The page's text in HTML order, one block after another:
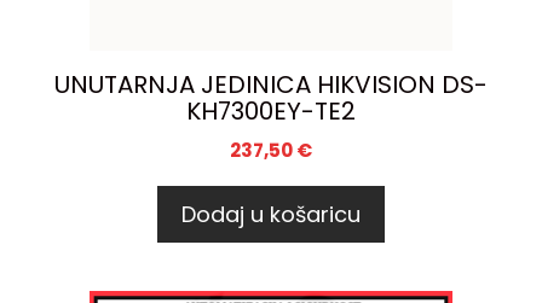
UNUTARNJA JEDINICA HIKVISION DS-
KH7300EY-TE2
237,50€
Dodaj u košaricu